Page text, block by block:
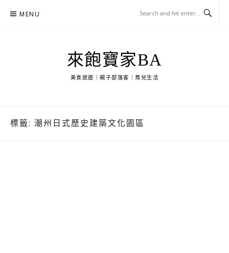
MENU
來飽寶家BA
美食旅遊｜親子部落客｜育兒生活
標籤: 潮州日式歷史建築文化園區